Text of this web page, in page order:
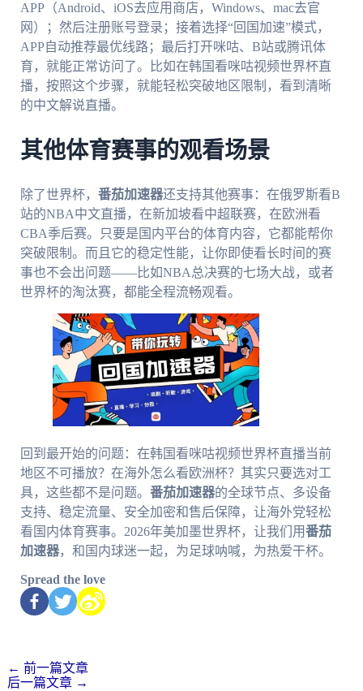
APP（Android、iOS去应用商店，Windows、mac去官
网）；然后注册账号登录；接着选择“回国加速”模式，
APP自动推荐最优线路；最后打开咪咕、B站或腾讯体
育，就能正常访问了。比如在韩国看咪咕视频世界杯直
播，按照这个步骤，就能轻松突破地区限制，看到清晰
的中文解说直播。
其他体育赛事的观看场景
除了世界杯， 番茄加速器还支持其他赛事：在俄罗斯看B
站的NBA中文直播，在新加坡看中超联赛，在欧洲看
CBA季后赛。只要是国内平台的体育内容，它都能帮你
突破限制。而且它的稳定性能，让你即使看长时间的赛
事也不会出问题——比如NBA总决赛的七场大战，或者
世界杯的淘汰赛，都能全程流畅观看。
回到最开始的问题：在韩国看咪咕视频世界杯直播当前
地区不可播放？在海外怎么看欧洲杯？其实只要选对工
具，这些都不是问题。 番茄加速器的全球节点、多设备
支持、稳定流量、安全加密和售后保障，让海外党轻松
看国内体育赛事。2026年美加墨世界杯，让我们用番茄
加速器，和国内球迷一起，为足球呐喊，为热爱干杯。
Spread the love
← 前一篇文章
后一篇文章 →